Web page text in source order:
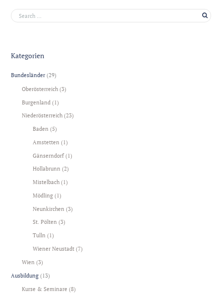
Kategorien
Bundesländer (29)
Oberösterreich (3)
Burgenland (1)
Niederösterreich (23)
Baden (5)
Amstetten (1)
Gänserndorf(1)
Hollabrunn (2)
Mistelbach (1)
Mödling (1)
Neunkirchen (3)
St. Pölten (3)
Tulln (1)
Wiener Neustadt (7)
Wien (3)
Ausbildung (13)
Kurse & Seminare (8)